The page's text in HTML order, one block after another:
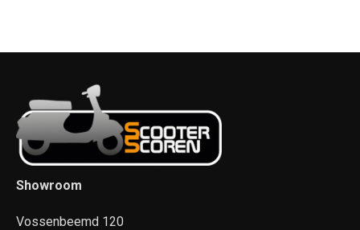
Showroom
Vossenbeemd 120